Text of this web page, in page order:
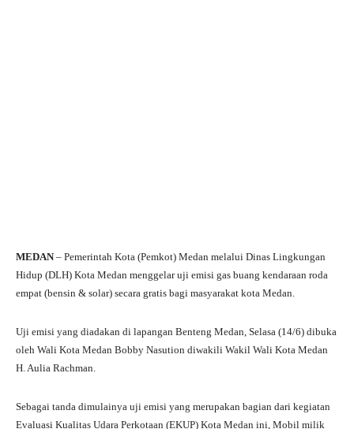
MEDAN – Pemerintah Kota (Pemkot) Medan melalui Dinas Lingkungan
Hidup (DLH) Kota Medan menggelar uji emisi gas buang kendaraan roda
empat (bensin & solar) secara gratis bagi masyarakat kota Medan.
Uji emisi yang diadakan di lapangan Benteng Medan, Selasa (14/6) dibuka
oleh Wali Kota Medan Bobby Nasution diwakili Wakil Wali Kota Medan
H. Aulia Rachman.
Sebagai tanda dimulainya uji emisi yang merupakan bagian dari kegiatan
Evaluasi Kualitas Udara Perkotaan (EKUP) Kota Medan ini, Mobil milik